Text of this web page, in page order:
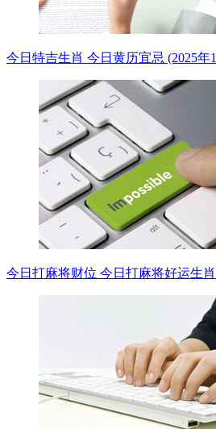
今日特吉生肖 今日黄历宜忌 (2025年
今日打麻将财位 今日打麻将好运生